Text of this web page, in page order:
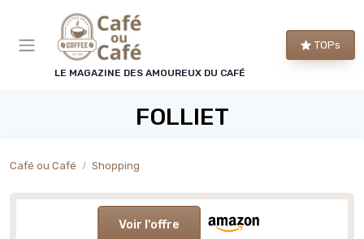
LE MAGAZINE DES AMOUREUX DU CAFÉ
TOPs
FOLLIET
Café ou Café Shopping
Voir l'offre
Panneau de gestion des cookies